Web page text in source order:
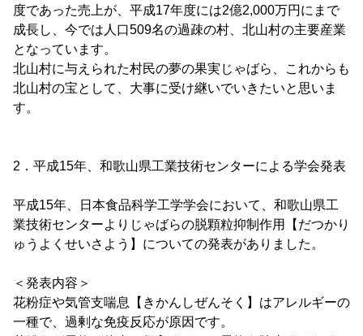
度であった売上が、平成17年度には2億2,000万円にまで
成長し、今では人口509名の過疎の村、北山村の主要産業
となっています。
北山村に与えられた村民の夢の果実じゃばら、これからも
北山村の宝として、大事に受け継いでいきたいと思いま
す。
2．平成15年、和歌山県工業技術センターによる学会発表
平成15年、日本食品科学工学学会において、和歌山県工
業技術センターよりじゃばらの脱顆粒抑制作用【だつかり
ゅうよくせいさよう】についての発表がありました。
＜発表内容＞
花粉症や気管支喘息【きかんしぜんそく】はアレルギーの
一種で、過剰な免疫反応が原因です。